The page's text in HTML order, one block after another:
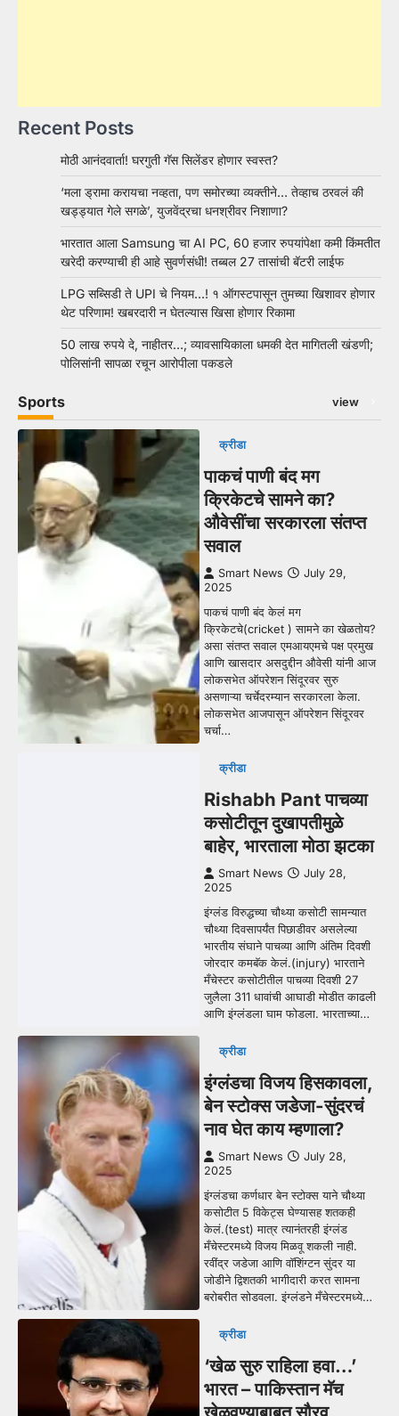
Recent Posts
मोठी आनंदवार्ता! घरगुती गॅस सिलेंडर होणार स्वस्त?
‘मला ड्रामा करायचा नव्हता, पण समोरच्या व्यक्तीने… तेव्हाच ठरवलं की
खड्ड्यात गेले सगळे’, युजवेंद्रचा धनश्रीवर निशाणा?
भारतात आला Samsung चा AI PC, 60 हजार रुपयांपेक्षा कमी किंमतीत
खरेदी करण्याची ही आहे सुवर्णसंधी! तब्बल 27 तासांची बॅटरी लाईफ
LPG सब्सिडी ते UPI चे नियम…! १ ऑगस्टपासून तुमच्या खिशावर होणार
थेट परिणाम! खबरदारी न घेतल्यास खिसा होणार रिकामा
50 लाख रुपये दे, नाहीतर…; व्यावसायिकाला धमकी देत मागितली खंडणी;
पोलिसांनी सापळा रचून आरोपीला पकडले
Sports view
क्रीडा
पाकचं पाणी बंद मग
क्रिकेटचे सामने का?
औवेसींचा सरकारला संतप्त
सवाल
Smart News
July 29,
2025
पाकचं पाणी बंद केलं मग
क्रिकेटचे(cricket ) सामने का खेळतोय?
असा संतप्त सवाल एमआयएमचे पक्ष प्रमुख
आणि खासदार असदुद्दीन औवेसी यांनी आज
लोकसभेत ऑपरेशन सिंदूरवर सुरु
असणाऱ्या चर्चेदरम्यान सरकारला केला.
लोकसभेत आजपासून ऑपरेशन सिंदूरवर
चर्चा…
क्रीडा
Rishabh Pant पाचव्या
कसोटीतून दुखापतीमुळे
बाहेर, भारताला मोठा झटका
Smart News
July 28,
2025
इंग्लंड विरुद्धच्या चौथ्या कसोटी सामन्यात
चौथ्या दिवसापर्यंत पिछाडीवर असलेल्या
भारतीय संघाने पाचव्या आणि अंतिम दिवशी
जोरदार कमबॅक केलं.(injury) भारताने
मँचेस्टर कसोटीतील पाचव्या दिवशी 27
जुलैला 311 धावांची आघाडी मोडीत काढली
आणि इंग्लंडला घाम फोडला. भारताच्या…
क्रीडा
इंग्लंडचा विजय हिसकावला,
बेन स्टोक्स जडेजा-सुंदरचं
नाव घेत काय म्हणाला?
Smart News
July 28,
2025
इंग्लंडचा कर्णधार बेन स्टोक्स याने चौथ्या
कसोटीत 5 विकेट्स घेण्यासह शतकही
केलं.(test) मात्र त्यानंतरही इंग्लंड
मँचेस्टरमध्ये विजय मिळवू शकली नाही.
रवींद्र जडेजा आणि वॉशिंग्टन सुंदर या
जोडीने द्विशतकी भागीदारी करत सामना
बरोबरीत सोडवला. इंग्लंडने मँचेस्टरमध्ये…
क्रीडा
‘खेळ सुरु राहिला हवा…’
भारत – पाकिस्तान मॅच